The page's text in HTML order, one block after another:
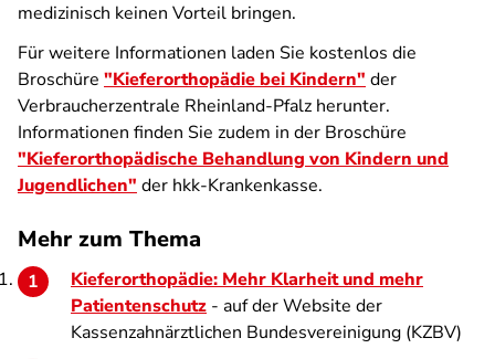
medizinisch keinen Vorteil bringen.
Für weitere Informationen laden Sie kostenlos die
Broschüre "Kieferorthopädie bei Kindern" der
Verbraucherzentrale Rheinland-Pfalz herunter.
Informationen finden Sie zudem in der Broschüre
"Kieferorthopädische Behandlung von Kindern und
Jugendlichen" der hkk-Krankenkasse.
Mehr zum Thema
Kieferorthopädie: Mehr Klarheit und mehr
Patientenschutz - auf der Website der
Kassenzahnärztlichen Bundesvereinigung (KZBV)